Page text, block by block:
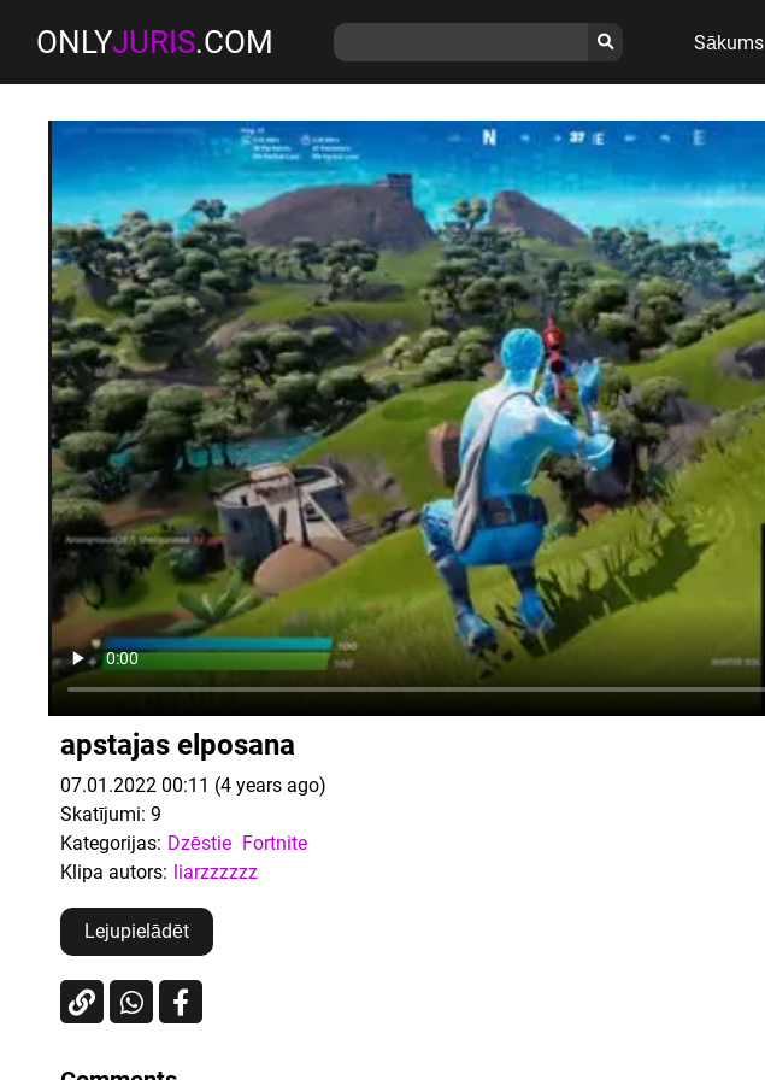
ONLYJURIS.COM Sākums
apstajas elposana
07.01.2022 00:11 (4 years ago)
Skatījumi: 9
Kategorijas: Dzēstie Fortnite
Klipa autors: liarzzzzzz
Lejupielādēt